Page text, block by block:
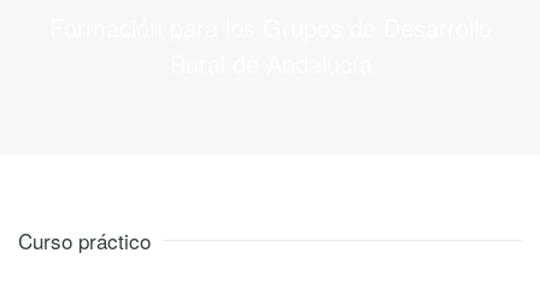
Curso práctico